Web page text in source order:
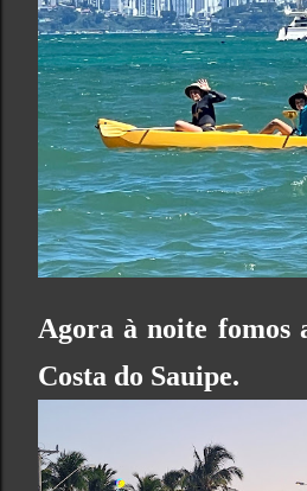
Agora à noite fomos
Costa do Sauipe.